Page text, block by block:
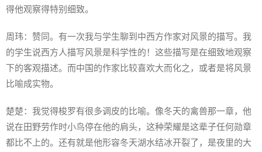
得他观察得特别细致。
周玮：赞同。有一次我与学生聊到中西方作家对风景的描写。我
的学生说西方人描写风景是科学性的！这些描写是在细致地观察
下的客观描述。而中国的作家比较喜欢大而化之，或者是将风景
比喻成实物。
楚楚：我觉得梭罗有很多调皮的比喻。像冬天的禽兽那一章，他
说在田野劳作时小鸟停在他的肩头，这种荣耀是这辈子任何勋章
都比不上的。还有就是他形容冬天湖水结冰开裂了，是夜里的大